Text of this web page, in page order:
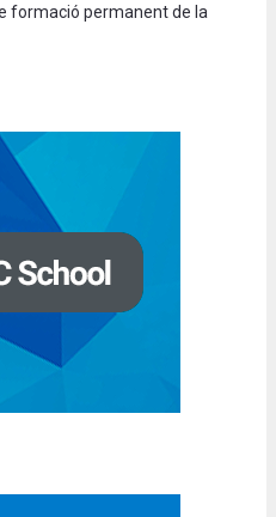
formació permanent de la